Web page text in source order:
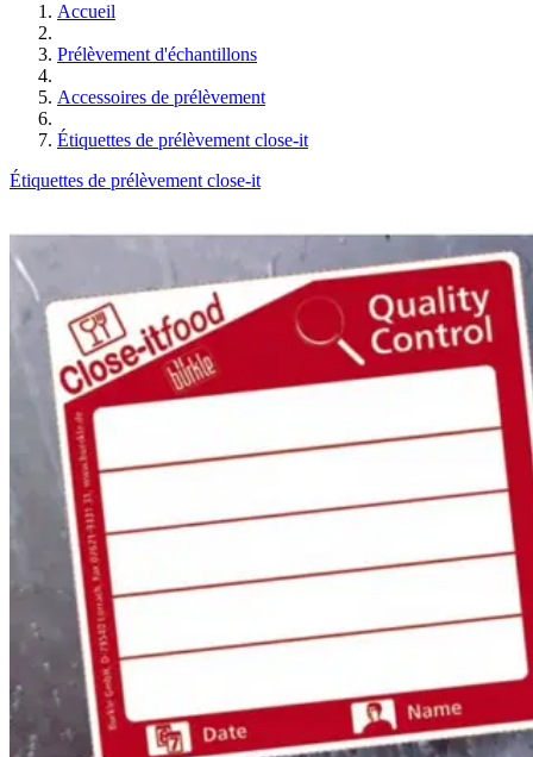
Accueil
Prélèvement d'échantillons
Accessoires de prélèvement
Étiquettes de prélèvement close-it
Étiquettes de prélèvement close-it